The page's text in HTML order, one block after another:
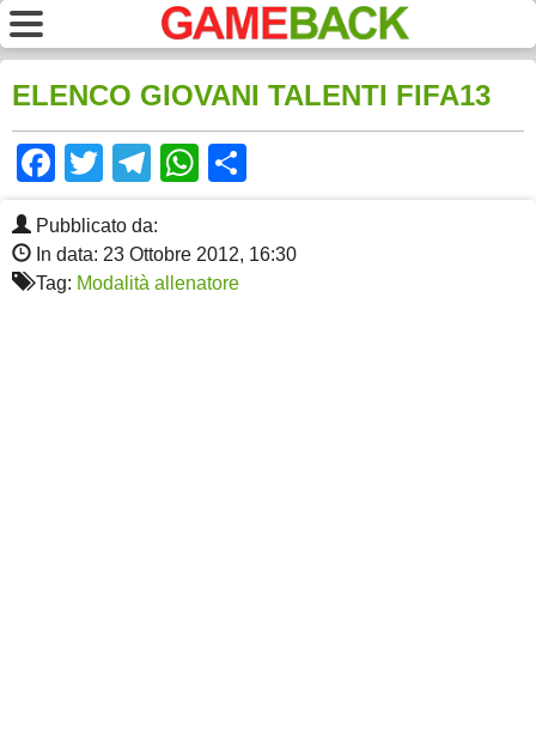
ELENCO GIOVANI TALENTI FIFA13
Facebook
TwitterTelegram
WhatsApp
Pubblicato da:
In data: 23 Ottobre 2012, 16:30
Tag: Modalità allenatore